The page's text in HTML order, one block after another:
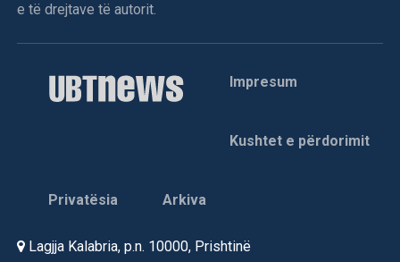
e të drejtave të autorit.
Impresum
Kushtet e përdorimit
Privatësia Arkiva
Lagjja Kalabria, p.n. 10000, Prishtinë